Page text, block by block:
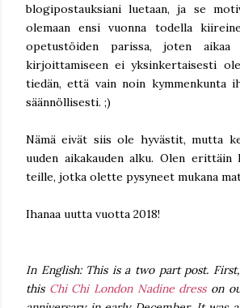
blogipostauksiani luetaan, ja se
olemaan ensi vuonna todella
opetustöiden parissa, joten
kirjoittamiseen ei yksinkertaisesti
tiedän, että vain noin kymmenkunta
säännöllisesti. ;)
Nämä eivät siis ole hyvästit, mutta
uuden aikakauden alku. Olen
teille, jotka olette pysyneet mukana
Ihanaa uutta vuotta 2018!
In English: This is a two part post.
this Chi Chi London Nadine dresson